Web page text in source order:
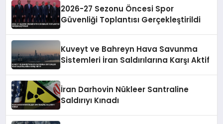
2026-27 Sezonu Öncesi Spor
Güvenliği Toplantısı Gerçekleştirildi
Kuveyt ve Bahreyn Hava Savunma
Sistemleri İran Saldırılarına Karşı Aktif
İran Darhovin Nükleer Santraline
Saldırıyı Kınadı